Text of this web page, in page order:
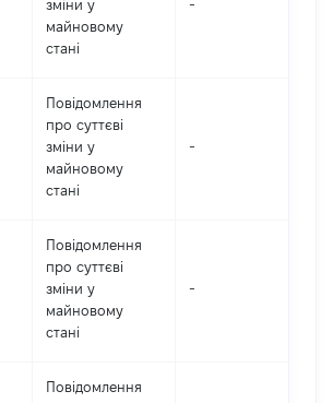
зміни y
майновому
стані
-
Повідомлення
про суттєві
зміни y
майновому
стані
-
Повідомлення
про суттєві
зміни y
майновому
стані
-
Повідомлення